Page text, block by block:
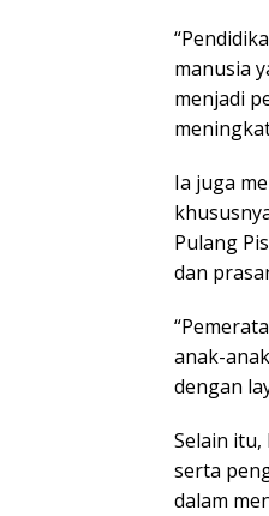
manusia
menjadi
Ia juga
Pulang
dan
anak-
dengan
Selain
serta
dalam